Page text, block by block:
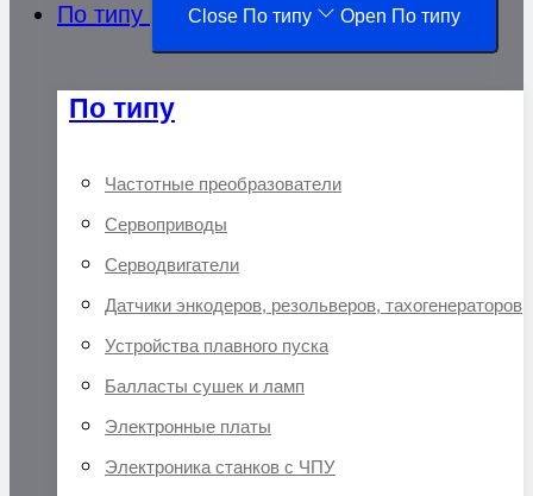
По типу Close По типу Open По типу
По типу
Частотные преобразователи
Сервоприводы
Серводвигатели
Датчики энкодеров, резольверов, тахогенераторов
Устройства плавного пуска
Балласты сушек и ламп
Электронные платы
Электроника станков с ЧПУ